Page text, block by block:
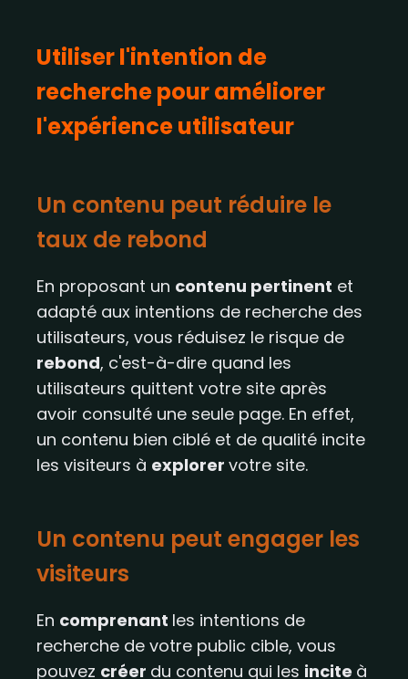
Utiliser l'intention de
recherche pour améliorer
l'expérience utilisateur
Un contenu peut réduire le
taux de rebond
En proposant un contenu pertinent et
adapté aux intentions de recherche des
utilisateurs, vous réduisez le risque de
rebond, c'est-à-dire quand les
utilisateurs quittent votre site après
avoir consulté une seule page. En effet,
un contenu bien ciblé et de qualité incite
les visiteurs à explorer votre site.
Un contenu peut engager les
visiteurs​​
En comprenant les intentions de
recherche de votre public cible, vous
pouvez créer du contenu qui les incite à